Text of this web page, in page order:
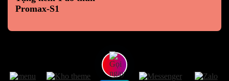
Promax-S1